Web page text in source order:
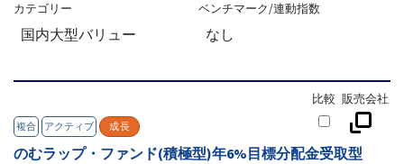
カテゴリー
国内大型バリュー
ベンチマーク/連動指数
なし
複合 アクティブ 成長
比較 販売会社
のむラップ・ファンド(積極型)年6%目標分配金受取型